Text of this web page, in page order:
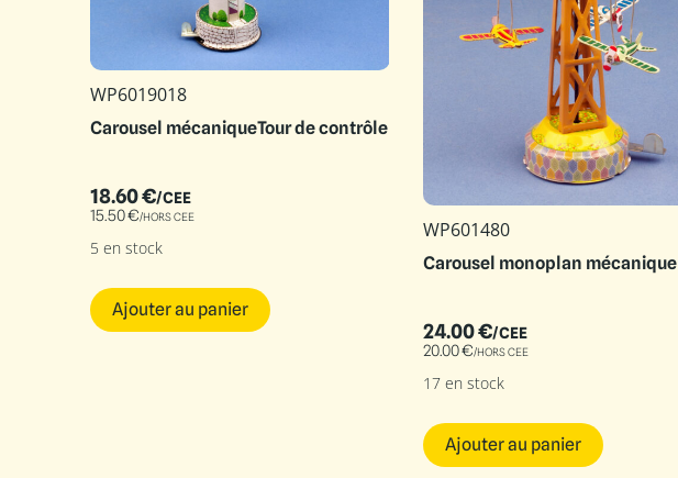
WP6019018
Carousel mécaniqueTour de contrôle
18.60€/CEE
15.50€/HORS CEE
5 en stock
Ajouter au panier
WP601480
Carousel monoplan mécanique
24.00€/CEE
20.00€/HORS CEE
17 en stock
Ajouter au panier